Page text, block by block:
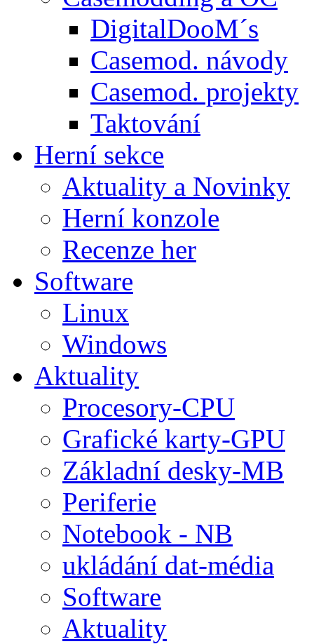
DigitalDooM´s
Casemod. návody
Casemod. projekty
Taktování
Herní sekce
Aktuality a Novinky
Herní konzole
Recenze her
Software
Linux
Windows
Aktuality
Procesory-CPU
Grafické karty-GPU
Základní desky-MB
Periferie
Notebook - NB
ukládání dat-média
Software
Aktuality